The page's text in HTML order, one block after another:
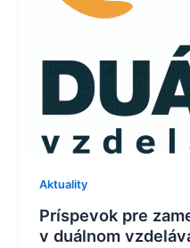
Aktuality
Príspevok pre
v duálnom
novom